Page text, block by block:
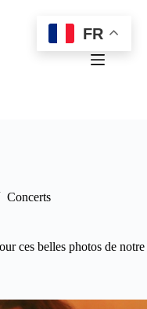
Concerts
ces belles photos de notre
FR